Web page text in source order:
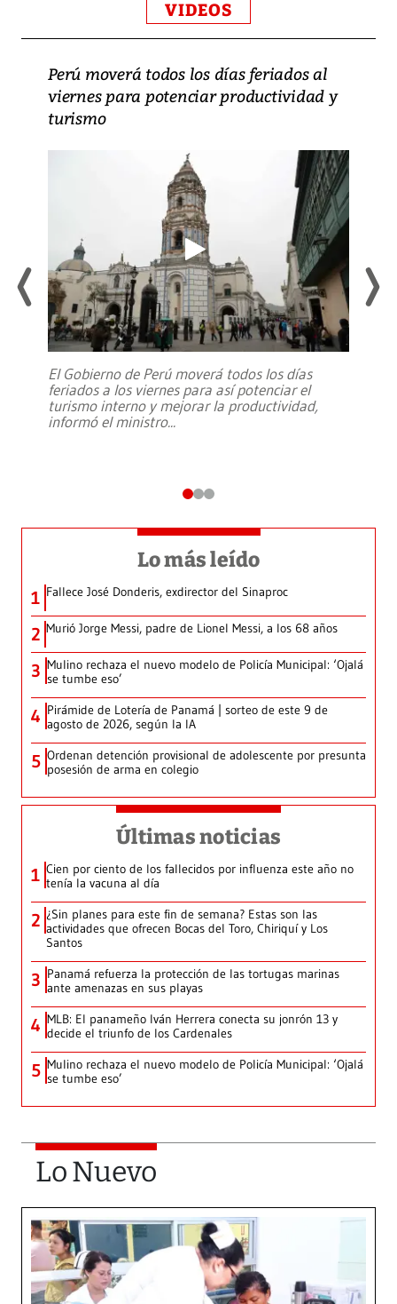
VIDEOS
Perú moverá todos los días feriados al
viernes para potenciar productividad y
turismo
El Gobierno de Perú moverá todos los días
feriados a los viernes para así potenciar el
turismo interno y mejorar la productividad,
informó el ministro...
Lo más leído
1 Fallece José Donderis, exdirector del Sinaproc
2 Murió Jorge Messi, padre de Lionel Messi, a los 68 años
3 Mulino rechaza el nuevo modelo de Policía Municipal: ‘Ojalá
se tumbe eso’
4 Pirámide de Lotería de Panamá | sorteo de este 9 de
agosto de 2026, según la IA
5 Ordenan detención provisional de adolescente por presunta
posesión de arma en colegio
Últimas noticias
1 Cien por ciento de los fallecidos por influenza este año no
tenía la vacuna al día
2 ¿Sin planes para este fin de semana? Estas son las
actividades que ofrecen Bocas del Toro, Chiriquí y Los
Santos
3 Panamá refuerza la protección de las tortugas marinas
ante amenazas en sus playas
4 MLB: El panameño Iván Herrera conecta su jonrón 13 y
decide el triunfo de los Cardenales
5 Mulino rechaza el nuevo modelo de Policía Municipal: ‘Ojalá
se tumbe eso’
Lo Nuevo